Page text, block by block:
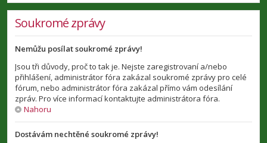
Soukromé zprávy
Nemůžu posílat soukromé zprávy!
Jsou tři důvody, proč to tak je. Nejste zaregistrovaní a/nebo
přihlášení, administrátor fóra zakázal soukromé zprávy pro celé
fórum, nebo administrátor fóra zakázal přímo vám odesílání
zpráv. Pro více informací kontaktujte administrátora fóra.
Nahoru
Dostávám nechtěné soukromé zprávy!